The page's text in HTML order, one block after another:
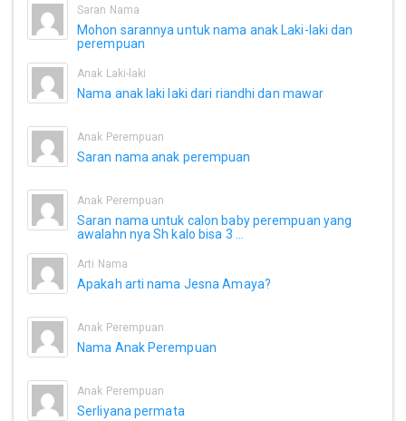
Saran Nama
Mohon sarannya untuk nama anak Laki-laki dan
perempuan
Anak Laki-laki
Nama anak laki laki dari riandhi dan mawar
Anak Perempuan
Saran nama anak perempuan
Anak Perempuan
Saran nama untuk calon baby perempuan yang
awalahn nya Sh kalo bisa 3 ...
Arti Nama
Apakah arti nama Jesna Amaya?
Anak Perempuan
Nama Anak Perempuan
Anak Perempuan
Serliyana permata